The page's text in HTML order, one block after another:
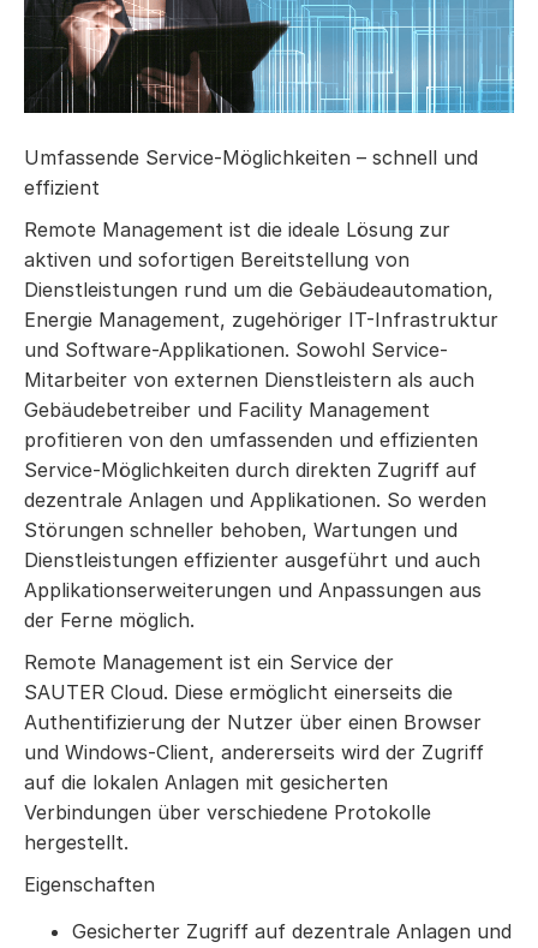
Umfassende Service-Möglichkeiten – schnell und
effizient
Remote Management ist die ideale Lösung zur
aktiven und sofortigen Bereitstellung von
Dienstleistungen rund um die Gebäudeautomation,
Energie Management, zugehöriger IT-Infrastruktur
und Software-Applikationen. Sowohl Service-
Mitarbeiter von externen Dienstleistern als auch
Gebäudebetreiber und Facility Management
profitieren von den umfassenden und effizienten
Service-Möglichkeiten durch direkten Zugriff auf
dezentrale Anlagen und Applikationen. So werden
Störungen schneller behoben, Wartungen und
Dienstleistungen effizienter ausgeführt und auch
Applikationserweiterungen und Anpassungen aus
der Ferne möglich.
Remote Management ist ein Service der
SAUTER Cloud. Diese ermöglicht einerseits die
Authentifizierung der Nutzer über einen Browser
und Windows-Client, andererseits wird der Zugriff
auf die lokalen Anlagen mit gesicherten
Verbindungen über verschiedene Protokolle
hergestellt.
Eigenschaften
Gesicherter Zugriff auf dezentrale Anlagen und